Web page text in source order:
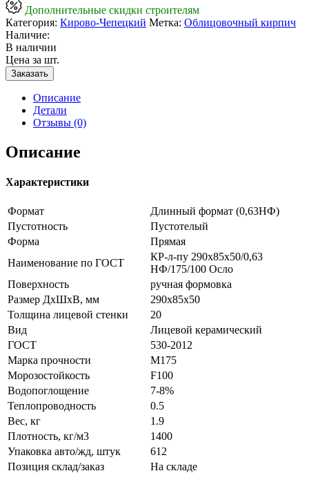
Дополнительные скидки строителям
Категория: Кирово-Чепецкий Метка: Облицовочный кирпич
Наличие:
В наличии
Цена за шт.
Заказать
Описание
Детали
Отзывы (0)
Описание
Характеристики
Формат
Длинный формат (0,63НФ)
Пустотность
Пустотелый
Форма
Прямая
Наименование по ГОСТ
КР-л-пу 290х85х50/0,63
НФ/175/100 Осло
Поверхность
ручная формовка
Размер ДхШхВ, мм
290х85х50
Толщина лицевой стенки
20
Вид
Лицевой керамический
ГОСТ
530-2012
Марка прочности
М175
Морозостойкость
F100
Водопоглощение
7-8%
Теплопроводность
0.5
Вес, кг
1.9
Плотность, кг/м3
1400
Упаковка авто/жд, штук
612
Позиция склад/заказ
На складе